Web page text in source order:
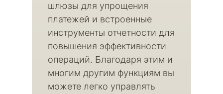
шлюзы для упрощения
платежей и встроенные
инструменты отчетности для
повышения эффективности
операций. Благодаря этим и
многим другим функциям вы
можете легко управлять